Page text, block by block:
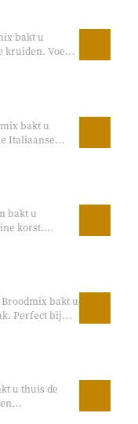
bakt u
kruiden. Voeg
focaccia
soep.
bakt u
Italiaanse
met
gist en
bakt u
korst.
bakt u
Perfect bij
u thuis de